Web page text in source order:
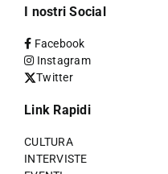
I nostri Social
Facebook
Instagram
Twitter
Link Rapidi
CULTURA
INTERVISTE